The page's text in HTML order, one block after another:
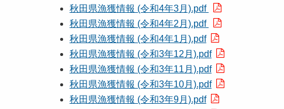
秋田県漁獲情報 (令和4年3月).pdf
秋田県漁獲情報 (令和4年2月).pdf
秋田県漁獲情報 (令和4年1月).pdf
秋田県漁獲情報 (令和3年12月).pdf
秋田県漁獲情報 (令和3年11月).pdf
秋田県漁獲情報 (令和3年10月).pdf
秋田県漁獲情報 (令和3年9月).pdf